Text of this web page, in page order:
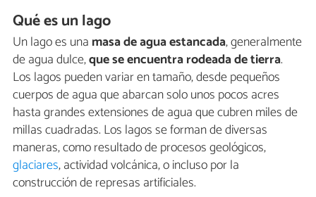
Qué es un lago
Un lago es una masa de agua estancada, generalmente
de agua dulce,que se encuentra rodeada de tierra.
Los lagos pueden variar en tamaño, desde pequeños
cuerpos de agua que abarcan solo unos pocos acres
hasta grandes extensiones de agua que cubren miles de
millas cuadradas. Los lagos se forman de diversas
maneras, como resultado de procesos geológicos,
glaciares, actividad volcánica, o incluso por la
construcción de represas artificiales.